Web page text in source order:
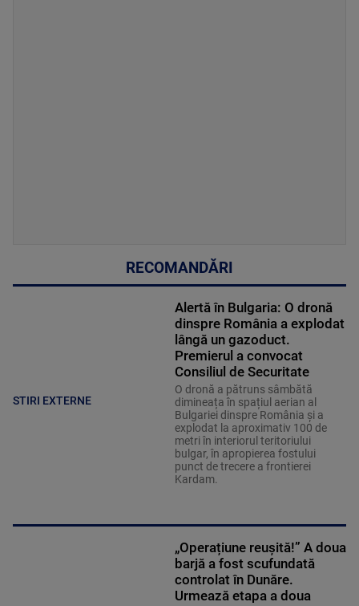
RECOMANDĂRI
STIRI EXTERNE
Alertă în Bulgaria: O dronă
dinspre România a explodat
lângă un gazoduct.
Premierul a convocat
Consiliul de Securitate
O dronă a pătruns sâmbătă
dimineața în spațiul aerian al
Bulgariei dinspre România și a
explodat la aproximativ 100 de
metri în interiorul teritoriului
bulgar, în apropierea fostului
punct de trecere a frontierei
Kardam.
„Operațiune reușită!” A doua
barjă a fost scufundată
controlat în Dunăre.
Urmează etapa a doua